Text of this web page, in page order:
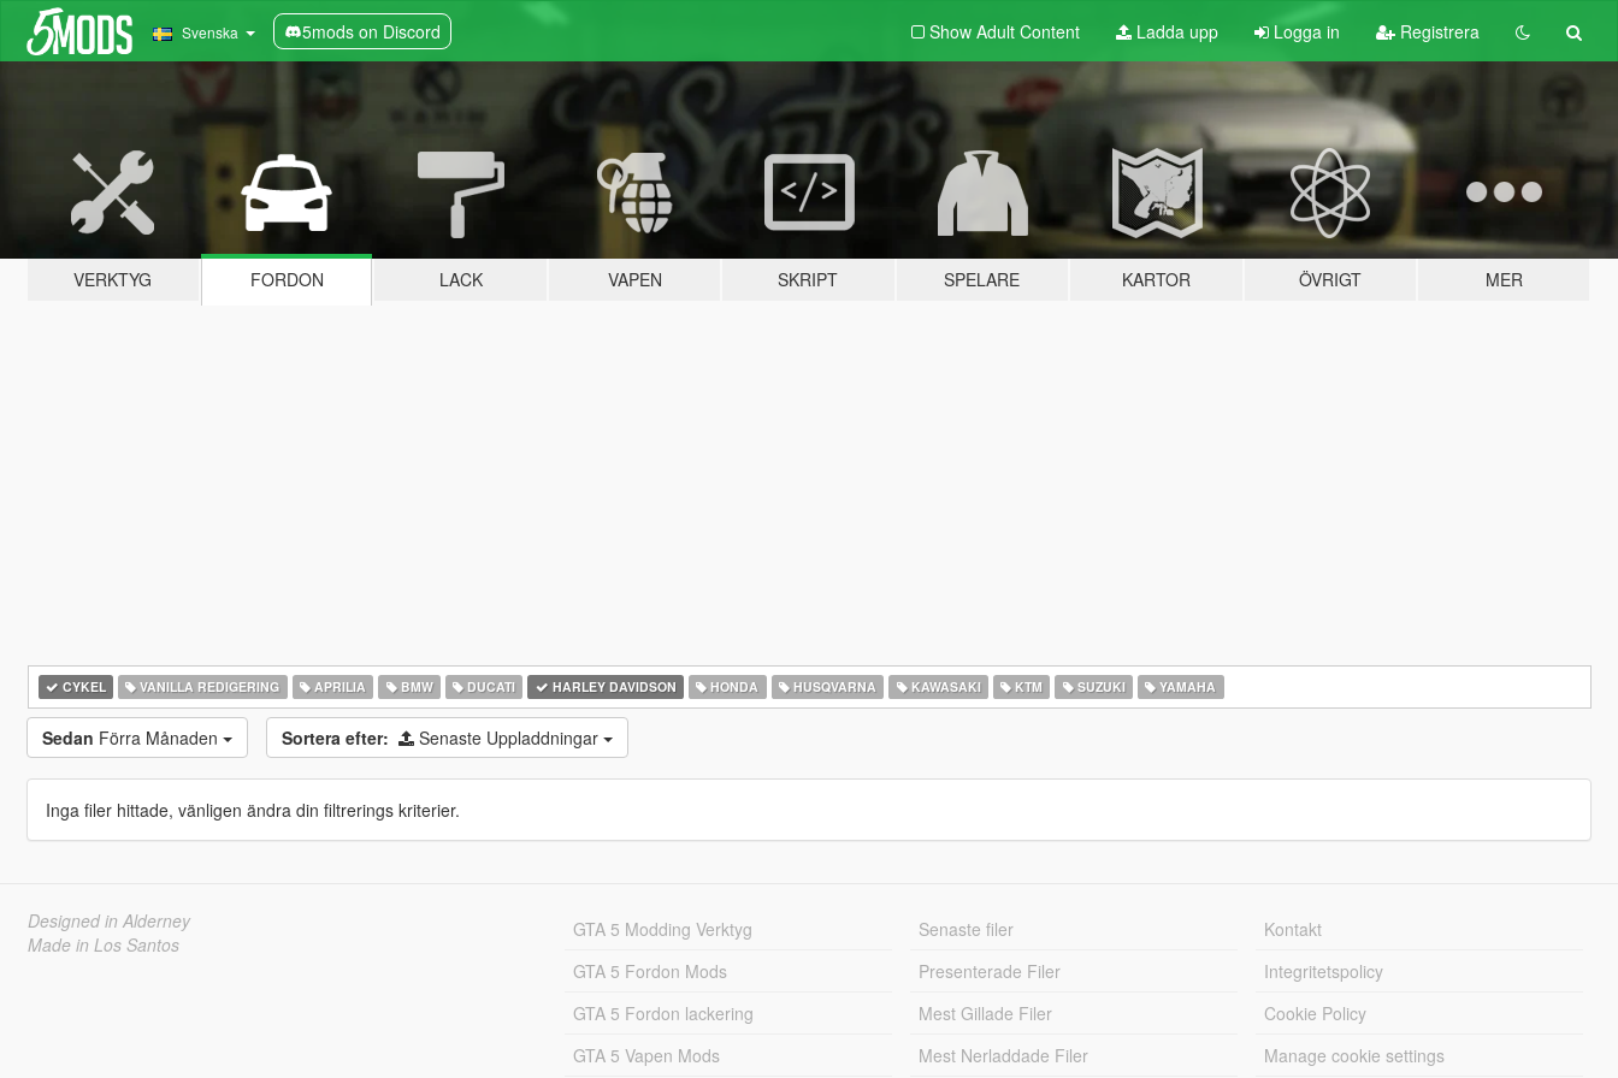
Svenska 5mods on Discord Show Adult Content Ladda upp Logga in Registrera
VERKTYG FORDON LACK VAPEN SKRIPT SPELARE KARTOR ÖVRIGT MER
CYKEL VANILLA REDIGERING APRILIA BMW DUCATI HARLEY DAVIDSON HONDA HUSQVARNA KAWASAKI KTM SUZUKI YAMAHA
Sedan Förra Månaden Sortera efter: Senaste Uppladdningar
Inga filer hittade, vänligen ändra din filtrerings kriterier.
Designed in Alderney
Made in Los Santos
GTA 5 Modding Verktyg
GTA 5 Fordon Mods
GTA 5 Fordon lackering
GTA 5 Vapen Mods
Senaste filer
Presenterade Filer
Mest Gillade Filer
Mest Nerladdade Filer
Kontakt
Integritetspolicy
Cookie Policy
Manage cookie settings